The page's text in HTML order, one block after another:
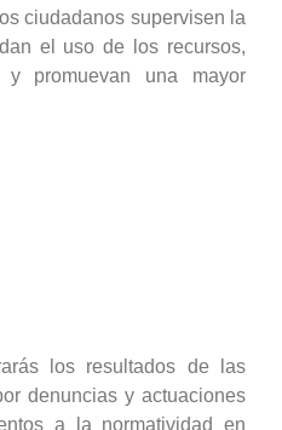
ciudadanos supervisen la
el uso de los recursos,
y promuevan una mayor
los resultados de las
denuncias y actuaciones
a la normatividad en